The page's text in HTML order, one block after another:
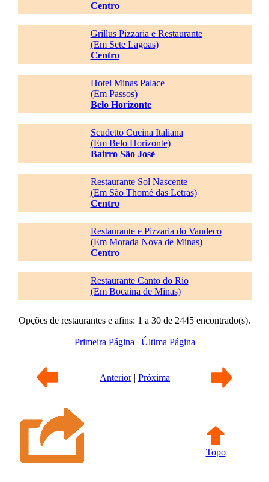
Centro
Grillus Pizzaria e Restaurante
(Em Sete Lagoas)
Centro
Hotel Minas Palace
(Em Passos)
Belo Horizonte
Scudetto Cucina Italiana
(Em Belo Horizonte)
Bairro São José
Restaurante Sol Nascente
(Em São Thomé das Letras)
Centro
Restaurante e Pizzaria do Vandeco
(Em Morada Nova de Minas)
Centro
Restaurante Canto do Rio
(Em Bocaina de Minas)
Opções de restaurantes e afins: 1 a 30 de 2445 encontrado(s).
Primeira Página | Última Página
Anterior| Próxima
Topo